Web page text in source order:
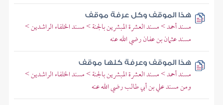
هذا الموقف وكل عرفة موقف
مسند أحمد > مسند العشرة المبشرين بالجنة > مسند الخلفاء الراشدين >
مسند عثمان بن عفان رضي الله عنه
هذا الموقف وعرفة كلها موقف
مسند أحمد > مسند العشرة المبشرين بالجنة > مسند الخلفاء الراشدين >
ومن مسند علي بن أبي طالب رضي الله عنه